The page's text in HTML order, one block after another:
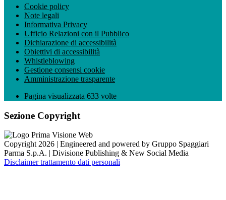
Cookie policy
Note legali
Informativa Privacy
Ufficio Relazioni con il Pubblico
Dichiarazione di accessibilità
Obiettivi di accessibilità
Whistleblowing
Gestione consensi cookie
Amministrazione trasparente
Pagina visualizzata 633 volte
Sezione Copyright
Copyright 2026 | Engineered and powered by Gruppo Spaggiari
Parma S.p.A. | Divisione Publishing & New Social Media
Disclaimer trattamento dati personali